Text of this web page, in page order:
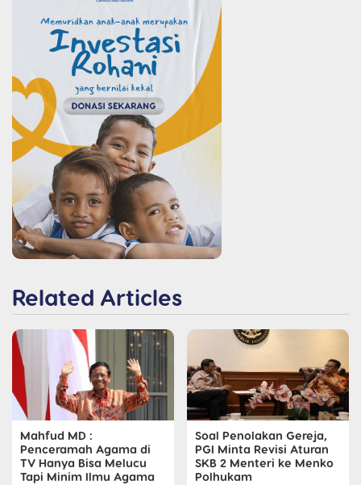
Related Articles
Mahfud MD :
Penceramah Agama di
TV Hanya Bisa Melucu
Tapi Minim Ilmu Agama
Soal Penolakan Gereja,
PGI Minta Revisi Aturan
SKB 2 Menteri ke Menko
Polhukam